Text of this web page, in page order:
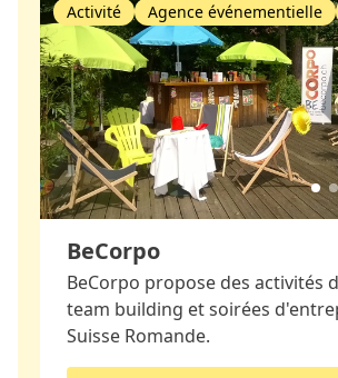
BeCorpo
Activité Agence événementielle
BeCorpo propose des activités
team building et soirées
Suisse Romande.